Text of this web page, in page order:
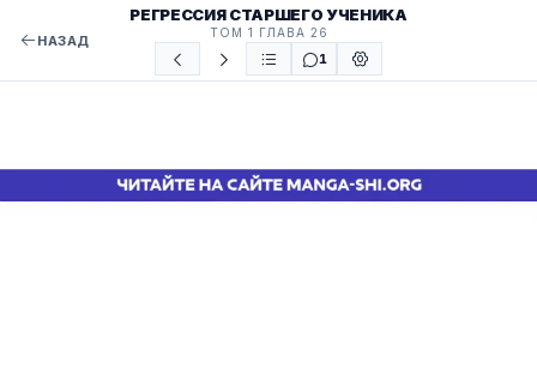
НАЗАД
РЕГРЕССИЯ СТАРШЕГО УЧЕНИКА
ТОМ 1 ГЛАВА 26
1